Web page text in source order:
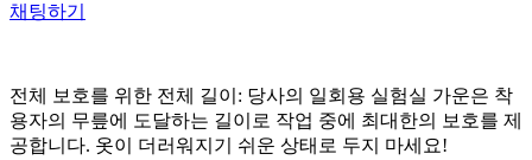
채팅하기
전체 보호를 위한 전체 길이: 당사의 일회용 실험실 가운은 착
용자의 무릎에 도달하는 길이로 작업 중에 최대한의 보호를 제
공합니다. 옷이 더러워지기 쉬운 상태로 두지 마세요!